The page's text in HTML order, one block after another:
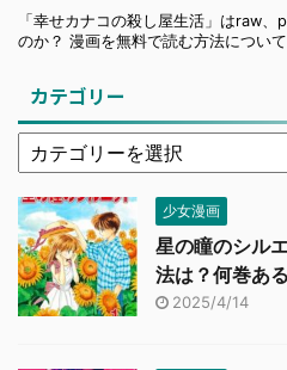
カテゴリー
少女漫画
星の瞳のシル
法は？何巻あ
2025/4/14